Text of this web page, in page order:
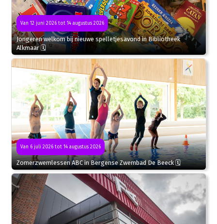
Van 12 juni 2026 tot 14 augustus 2026
Jongeren welkom bij nieuwe spelletjesavond in Bibliotheek
Alkmaar 🗓
Van 6 juli 2026 tot 14 augustus 2026
Zomerzwemlessen ABC in Bergense Zwembad De Beeck 🗓